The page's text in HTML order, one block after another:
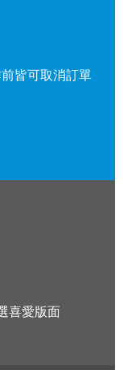
皆可取消訂單
喜愛版面